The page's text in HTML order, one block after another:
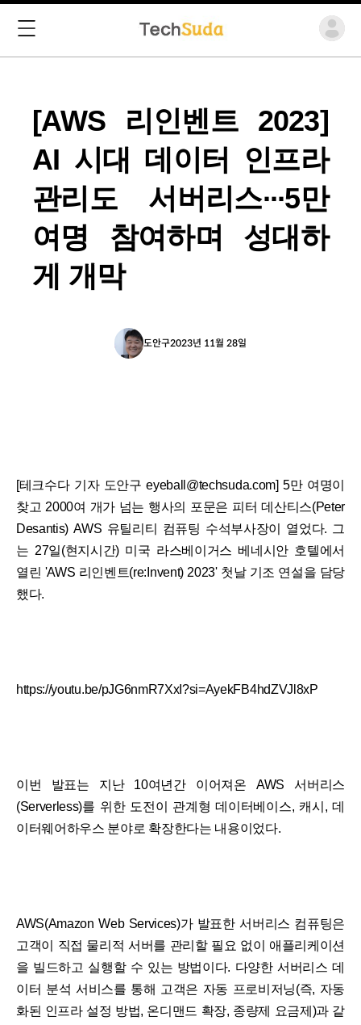
[AWS 리인벤트 2023]
AI 시대 데이터 인프라
관리도 서버리스∙∙∙5만
여명 참여하며 성대하
게 개막
도안구2023년 11월 28일
[테크수다 기자 도안구 eyeball@techsuda.com] 5만 여명이
찾고 2000여 개가 넘는 행사의 포문은 피터 데산티스(Peter
Desantis) AWS 유틸리티 컴퓨팅 수석부사장이 열었다. 그
는 27일(현지시간) 미국 라스베이거스 베네시안 호텔에서
열린 'AWS 리인벤트(re:Invent) 2023' 첫날 기조 연설을 담당
했다.
https://youtu.be/pJG6nmR7XxI?si=AyekFB4hdZVJl8xP
이번 발표는 지난 10여년간 이어져온 AWS 서버리스
(Serverless)를 위한 도전이 관계형 데이터베이스, 캐시, 데
이터웨어하우스 분야로 확장한다는 내용이었다.
AWS(Amazon Web Services)가 발표한 서버리스 컴퓨팅은
고객이 직접 물리적 서버를 관리할 필요 없이 애플리케이션
을 빌드하고 실행할 수 있는 방법이다. 다양한 서버리스 데
이터 분석 서비스를 통해 고객은 자동 프로비저닝(즉, 자동
화된 인프라 설정 방법, 온디맨드 확장, 종량제 요금제)과 같